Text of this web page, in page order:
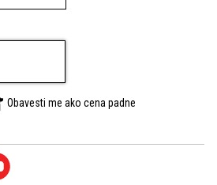
Obavesti me ako cena padne